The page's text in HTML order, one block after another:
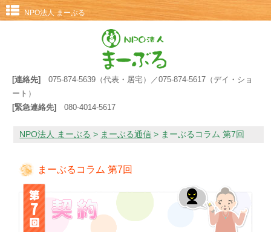
NPO法人 まーぶる
[連絡先]
075-874-5639（代表・居宅）／075-874-5617（デイ・ショ
ート）
[緊急連絡先]
080-4014-5617
NPO法人 まーぶる > まーぶる通信 > まーぶるコラム 第7回
まーぶるコラム 第7回